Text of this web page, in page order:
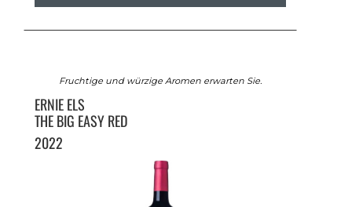
Fruchtige und würzige Aromen erwarten Sie.
ERNIE ELS
THE BIG EASY RED
2022